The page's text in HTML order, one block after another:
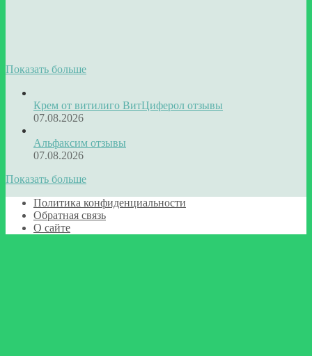
Показать больше
Крем от витилиго ВитЦиферол отзывы
07.08.2026
Альфаксим отзывы
07.08.2026
Показать больше
Политика конфиденциальности
Обратная связь
О сайте